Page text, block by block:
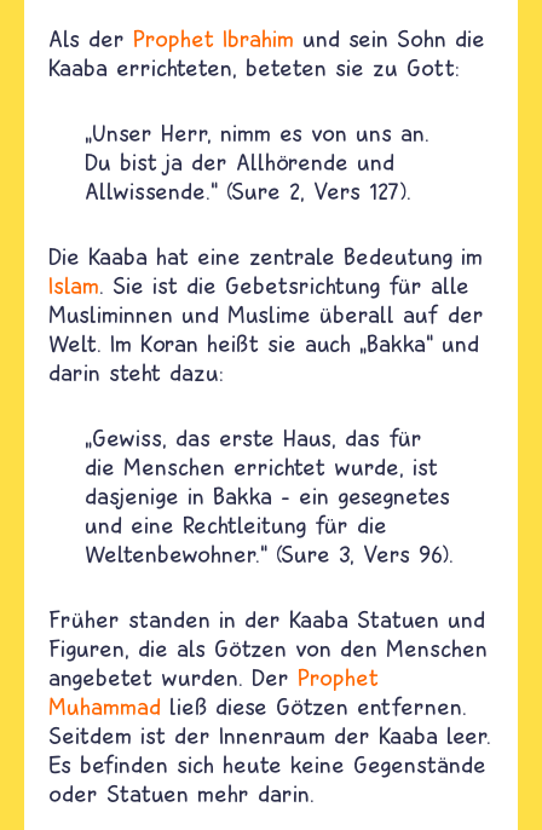
Als der Prophet Ibrahim und sein Sohn die
Kaaba errichteten, beteten sie zu Gott:
„Unser Herr, nimm es von uns an.
Du bist ja der Allhörende und
Allwissende.“ (Sure 2, Vers 127).
Die Kaaba hat eine zentrale Bedeutung im
Islam. Sie ist die Gebetsrichtung für alle
Musliminnen und Muslime überall auf der
Welt. Im Koran heißt sie auch „Bakka“ und
darin steht dazu:
„Gewiss, das erste Haus, das für
die Menschen errichtet wurde, ist
dasjenige in Bakka – ein gesegnetes
und eine Rechtleitung für die
Weltenbewohner.“ (Sure 3, Vers 96).
Früher standen in der Kaaba Statuen und
Figuren, die als Götzen von den Menschen
angebetet wurden. Der Prophet
Muhammad ließ diese Götzen entfernen.
Seitdem ist der Innenraum der Kaaba leer.
Es befinden sich heute keine Gegenstände
oder Statuen mehr darin.